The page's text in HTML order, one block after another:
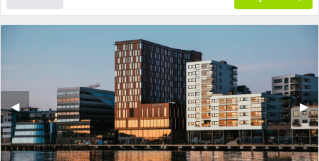
▶︎
◀︎